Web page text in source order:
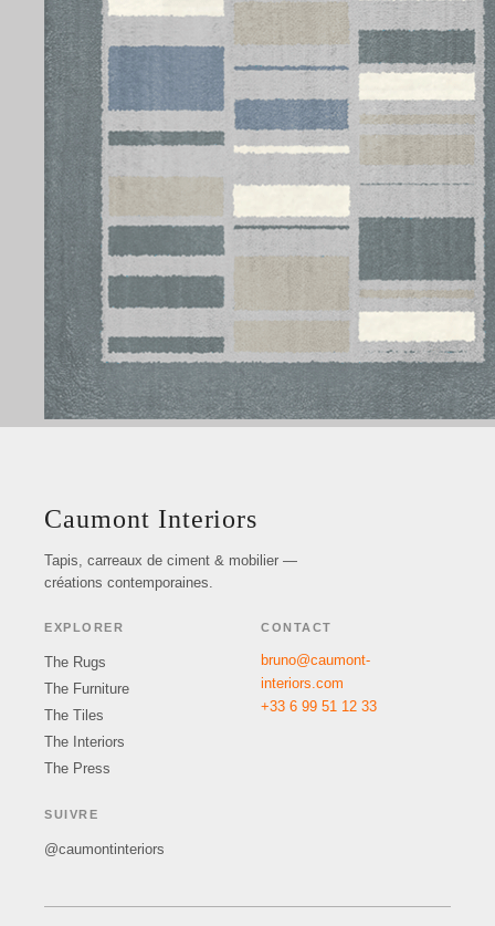
Caumont Interiors
Tapis, carreaux de ciment & mobilier —
créations contemporaines.
EXPLORER
The Rugs
The Furniture
The Tiles
The Interiors
The Press
CONTACT
bruno@caumont-
interiors.com
+33 6 99 51 12 33
SUIVRE
@caumontinteriors